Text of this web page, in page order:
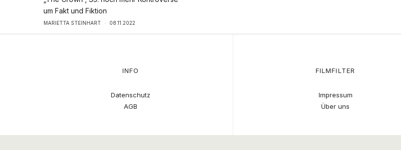
um Fakt und Fiktion
MARIETTA STEINHART · 08.11.2022
INFO
Datenschutz
AGB
FILMFILTER
Impressum
Über uns